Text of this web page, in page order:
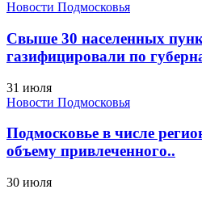
Новости Подмосковья
Свыше 30 населенных
газифицировали по
31 июля
Новости Подмосковья
Подмосковье в числе
объему привлеченного..
30 июля